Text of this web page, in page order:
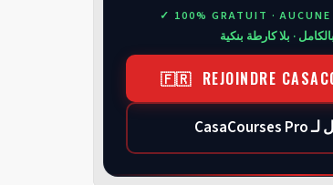
✓ 100% GRATUIT · AUCUNE
· بلا كارطة بنكية
🇫🇷 REJOINDRE